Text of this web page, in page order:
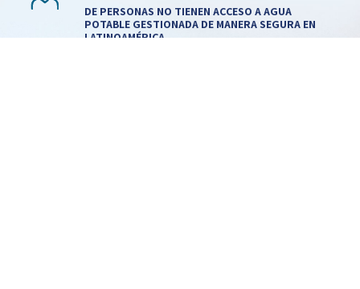
DE PERSONAS NO TIENEN ACCESO A AGUA
POTABLE GESTIONADA DE MANERA SEGURA EN
LATINOAMÉRICA.